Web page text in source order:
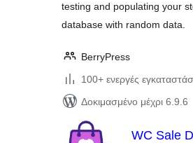
testing and populating your
database with random data.
BerryPress
100+ ενεργές
Δοκιμασμένο μέχρι 6.9.6
WC Sale